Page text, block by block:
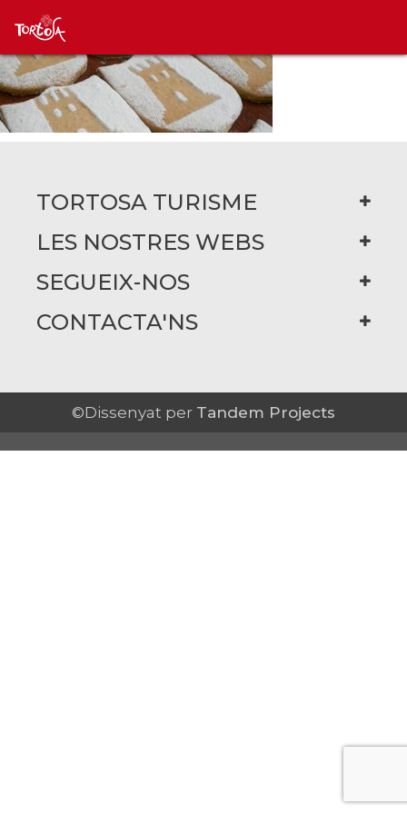
TORTOSA TURISME
LES NOSTRES WEBS
SEGUEIX-NOS
CONTACTA'NS
©Dissenyat per Tandem Projects